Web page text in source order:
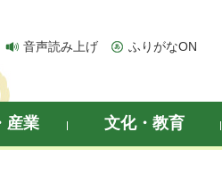
音声読み上げ ふりがなON
産業 文化・教育